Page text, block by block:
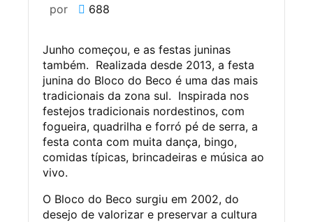
por 688
Junho começou, e as festas juninas
também. Realizada desde 2013, a festa
junina do Bloco do Beco é uma das mais
tradicionais da zona sul. Inspirada nos
festejos tradicionais nordestinos, com
fogueira, quadrilha e forró pé de serra, a
festa conta com muita dança, bingo,
comidas típicas, brincadeiras e música ao
vivo.
O Bloco do Beco surgiu em 2002, do
desejo de valorizar e preservar a cultura